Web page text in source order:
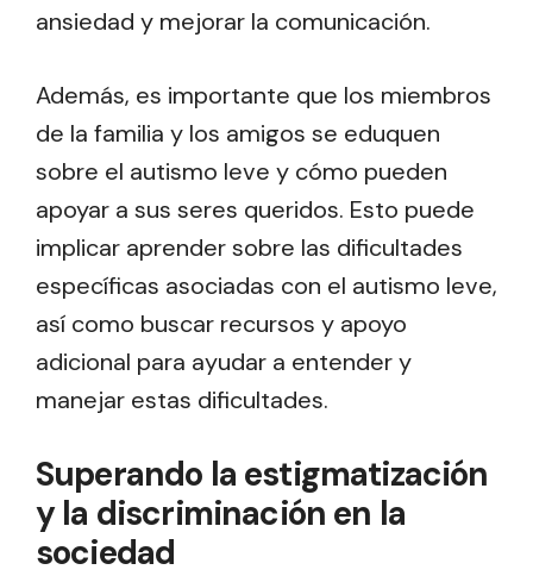
ansiedad y mejorar la comunicación.
Además, es importante que los miembros
de la familia y los amigos se eduquen
sobre el autismo leve y cómo pueden
apoyar a sus seres queridos. Esto puede
implicar aprender sobre las dificultades
específicas asociadas con el autismo leve,
así como buscar recursos y apoyo
adicional para ayudar a entender y
manejar estas dificultades.
Superando la estigmatización
y la discriminación en la
sociedad